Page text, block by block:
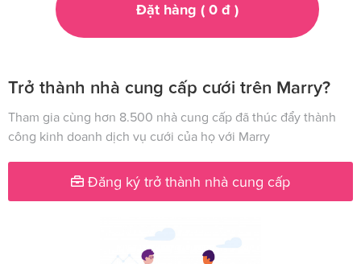
Đặt hàng ( 0đ )
Trở thành nhà cung cấp cưới trên Marry?
Tham gia cùng hơn 8.500 nhà cung cấp đã thúc đẩy thành
công kinh doanh dịch vụ cưới của họ với Marry
Đăng ký trở thành nhà cung cấp